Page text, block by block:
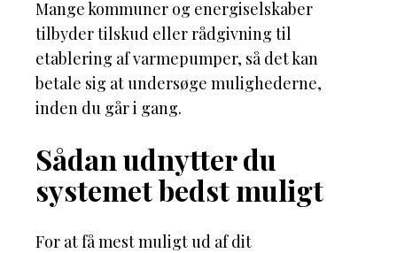
Mange kommuner og energiselskaber
tilbyder tilskud eller rådgivning til
etablering af varmepumper, så det kan
betale sig at undersøge mulighederne,
inden du går i gang.
Sådan udnytter du
systemet bedst muligt
For at få mest muligt ud af dit